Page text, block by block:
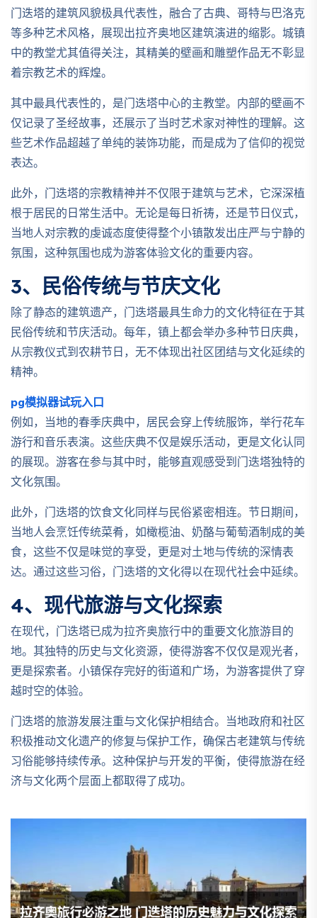
门迭塔的建筑风貌极具代表性，融合了古典、哥特与巴洛克
等多种艺术风格，展现出拉齐奥地区建筑演进的缩影。城镇
中的教堂尤其值得关注，其精美的壁画和雕塑作品无不彰显
着宗教艺术的辉煌。
其中最具代表性的，是门迭塔中心的主教堂。内部的壁画不
仅记录了圣经故事，还展示了当时艺术家对神性的理解。这
些艺术作品超越了单纯的装饰功能，而是成为了信仰的视觉
表达。
此外，门迭塔的宗教精神并不仅限于建筑与艺术，它深深植
根于居民的日常生活中。无论是每日祈祷，还是节日仪式，
当地人对宗教的虔诚态度使得整个小镇散发出庄严与宁静的
氛围，这种氛围也成为游客体验文化的重要内容。
3、民俗传统与节庆文化
除了静态的建筑遗产，门迭塔最具生命力的文化特征在于其
民俗传统和节庆活动。每年，镇上都会举办多种节日庆典，
从宗教仪式到农耕节日，无不体现出社区团结与文化延续的
精神。
pg模拟器试玩入口
例如，当地的春季庆典中，居民会穿上传统服饰，举行花车
游行和音乐表演。这些庆典不仅是娱乐活动，更是文化认同
的展现。游客在参与其中时，能够直观感受到门迭塔独特的
文化氛围。
此外，门迭塔的饮食文化同样与民俗紧密相连。节日期间，
当地人会烹饪传统菜肴，如橄榄油、奶酪与葡萄酒制成的美
食，这些不仅是味觉的享受，更是对土地与传统的深情表
达。通过这些习俗，门迭塔的文化得以在现代社会中延续。
4、现代旅游与文化探索
在现代，门迭塔已成为拉齐奥旅行中的重要文化旅游目的
地。其独特的历史与文化资源，使得游客不仅仅是观光者，
更是探索者。小镇保存完好的街道和广场，为游客提供了穿
越时空的体验。
门迭塔的旅游发展注重与文化保护相结合。当地政府和社区
积极推动文化遗产的修复与保护工作，确保古老建筑与传统
习俗能够持续传承。这种保护与开发的平衡，使得旅游在经
济与文化两个层面上都取得了成功。